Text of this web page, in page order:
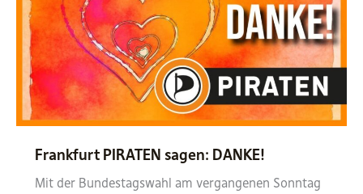
lautet
die
Devise
Frankfurt PIRATEN sagen: DANKE!
Mit der Bundestagswahl am vergangenen Sonntag